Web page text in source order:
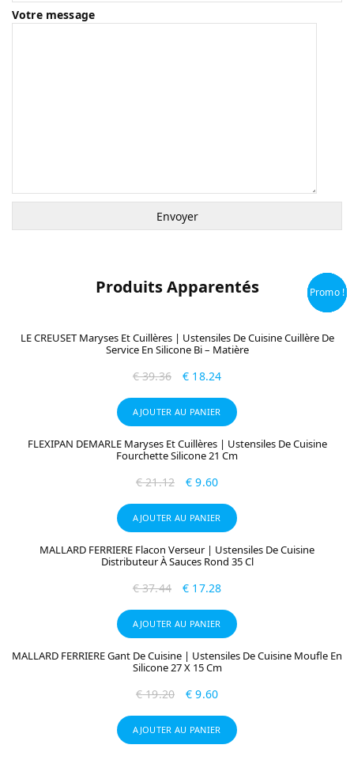
Votre message
Produits Apparentés Promo !
LE CREUSET Maryses Et Cuillères | Ustensiles De Cuisine Cuillère De
Service En Silicone Bi – Matière
€39.36 € 18.24
AJOUTER AU PANIER
Promo !
FLEXIPAN DEMARLE Maryses Et Cuillères | Ustensiles De Cuisine
Fourchette Silicone 21 Cm
€21.12 € 9.60
AJOUTER AU PANIER
Promo !
MALLARD FERRIERE Flacon Verseur | Ustensiles De Cuisine
Distributeur À Sauces Rond 35 Cl
€37.44 € 17.28
AJOUTER AU PANIER
Promo !
MALLARD FERRIERE Gant De Cuisine | Ustensiles De Cuisine Moufle En
Silicone 27 X 15 Cm
€19.20 € 9.60
AJOUTER AU PANIER